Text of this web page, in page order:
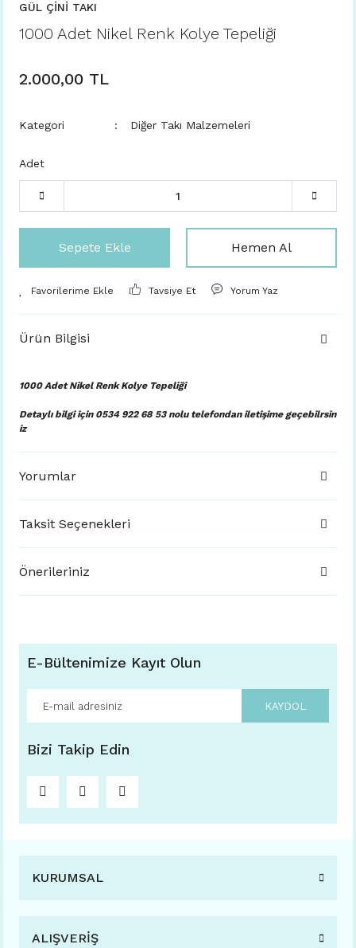
GÜL ÇİNİ TAKI
1000 Adet Nikel Renk Kolye Tepeliği
2.000,00 TL
Kategori Diğer Takı Malzemeleri
Adet
Sepete Ekle Hemen Al
Tavsiye Et Yorum Yaz
Ürün Bilgisi
1000 Adet Nikel Renk Kolye Tepeliği
Detaylı bilgi için 0534 922 68 53 nolu telefondan iletişime geçebilrsin
iz
Yorumlar
Taksit Seçenekleri
Önerileriniz
E-Bültenimize Kayıt Olun
KAYDOL
Bizi Takip Edin
KURUMSAL
ALIŞVERİŞ